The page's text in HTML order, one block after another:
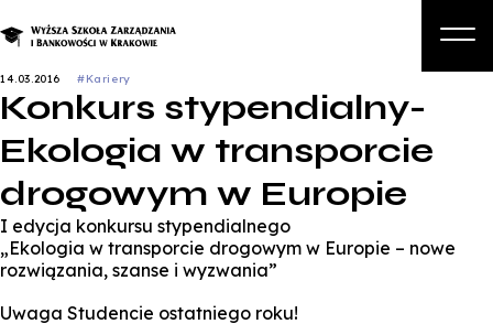
Studia podyplomowe i kursy
Kandydat
14.03.2016 #Kariery
Konkurs stypendialny-
Ekologia w transporcie
drogowym w Europie
I edycja konkursu stypendialnego
„Ekologia w transporcie drogowym w Europie – nowe
rozwiązania, szanse i wyzwania”
Uwaga Studencie ostatniego roku!